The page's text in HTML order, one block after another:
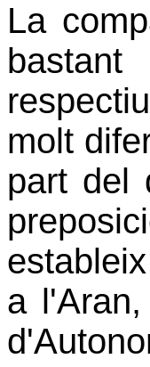
La
molt
part del
a